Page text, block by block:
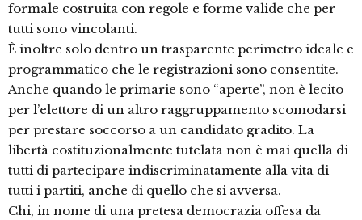
formale costruita con regole e forme valide che per
tutti sono vincolanti.
È inoltre solo dentro un trasparente perimetro ideale e
programmatico che le registrazioni sono consentite.
Anche quando le primarie sono “aperte”, non è lecito
per l’elettore di un altro raggruppamento scomodarsi
per prestare soccorso a un candidato gradito. La
libertà costituzionalmente tutelata non è mai quella di
tutti di partecipare indiscriminatamente alla vita di
tutti i partiti, anche di quello che si avversa.
Chi, in nome di una pretesa democrazia offesa da